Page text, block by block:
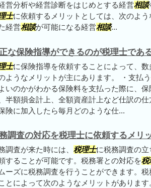
営分析や経営診断をはじめとする経営相談
士に依頼するメリットとしては、次のよ
経営相談が可能になる経営相談...
な保険指導ができるのが税理士であ
士に保険指導を依頼することによって、数
ようなメリットが主にあります。 ・支払
いのかがわかる保険料を支払った際に、
半額損金計上、全額資産計上など仕訳の
険に加入したら毎月どのような仕...
調査の対応を税理士に依頼するメリ
調査が来た時には、 税理士に税務調査の
することが可能です。税務署との対応を税
ーズに税務調査を行うことができます。
とによって次のようなメリットがありま